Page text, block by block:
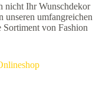
nicht Ihr Wunschdekor
unseren umfangreichen
von Fashion